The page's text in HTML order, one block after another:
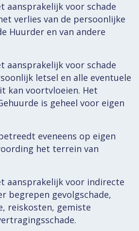
aansprakelijk voor schade
verlies van de persoonlijke
Huurder en van andere
aansprakelijk voor schade
letsel en alle eventuele
kan voortvloeien. Het
is geheel voor eigen
eveneens op eigen
het terrein van
aansprakelijk voor indirecte
begrepen gevolgschade,
reiskosten, gemiste